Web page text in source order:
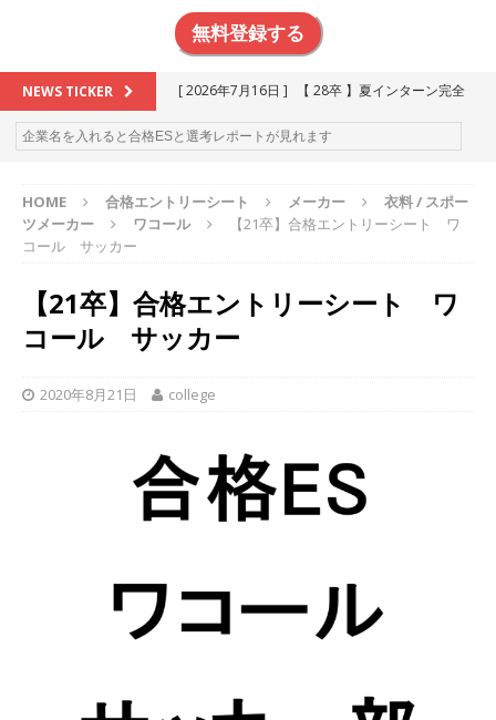
無料登録する
NEWS TICKER [ 2026年7月16日 ]
【 28卒 】夏インターン完全
攻略セミナー ｜ 予約フォーム
お勧めイベン
[ 2026年6月13日 ] ≪ 27卒 ≫アスキヤリ個人相
る優良企業一覧（27社）
体育会積極採用企業
[ 2026年5月16日 ]
る優良企業一覧（14社）
学生を求めアスキヤリ限定イベント開催!! 】 世界
230以上の国・地域で愛される日本屈指のゲーム
以上営業増益を達成 ｜ プライム上場 ｜ カプコン
体育会積極採用企業
インターン!! 】 M&A仲介業 ｜ 入社2年目の参考
HOME 合格エントリーシート メーカー
衣料 / スポー
ツメーカー
ワコール
【21卒】合格エントリーシート ワ
コール サッカー
【21卒】合格エントリーシート ワ
コール サッカー
2020年8月21日 college